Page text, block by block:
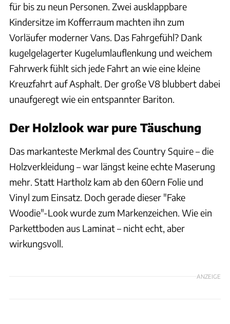
für bis zu neun Personen. Zwei ausklappbare
Kindersitze im Kofferraum machten ihn zum
Vorläufer moderner Vans. Das Fahrgefühl? Dank
kugelgelagerter Kugelumlauflenkung und weichem
Fahrwerk fühlt sich jede Fahrt an wie eine kleine
Kreuzfahrt auf Asphalt. Der große V8 blubbert dabei
unaufgeregt wie ein entspannter Bariton.
Der Holzlook war pure Täuschung
Das markanteste Merkmal des Country Squire – die
Holzverkleidung – war längst keine echte Maserung
mehr. Statt Hartholz kam ab den 60ern Folie und
Vinyl zum Einsatz. Doch gerade dieser "Fake
Woodie"-Look wurde zum Markenzeichen. Wie ein
Parkettboden aus Laminat – nicht echt, aber
wirkungsvoll.
ANZEIGE